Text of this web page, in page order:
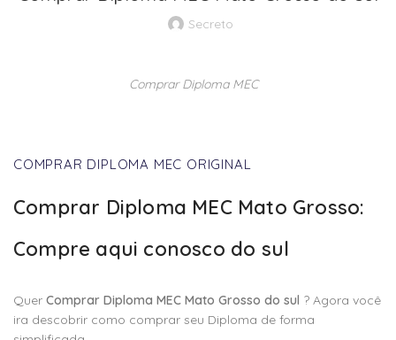
Secreto
Comprar Diploma MEC
COMPRAR DIPLOMA MEC ORIGINAL
Comprar Diploma MEC Mato Grosso:
Compre aqui conosco do sul
Quer Comprar Diploma MEC Mato Grosso do sul ? Agora você
ira descobrir como comprar seu Diploma de forma